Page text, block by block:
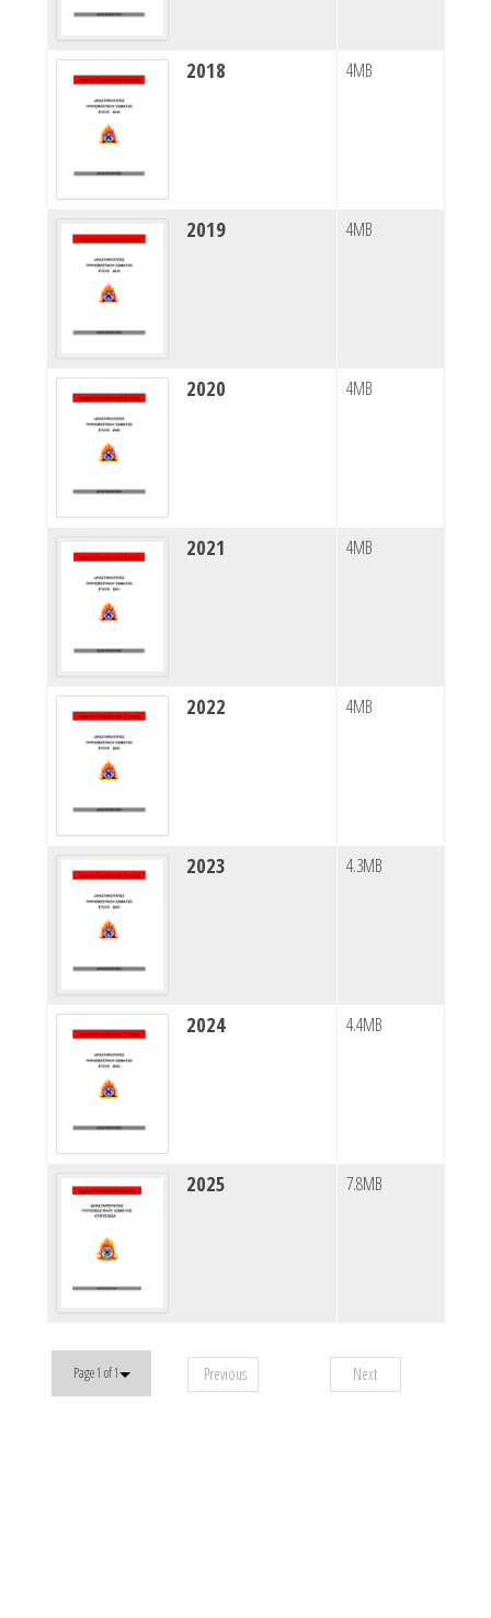
2018 4MB
2019 4MB
2020 4MB
2021 4MB
2022 4MB
2023 4.3MB
2024 4.4MB
2025 7.8MB
Page 1 of 1 Previous Next